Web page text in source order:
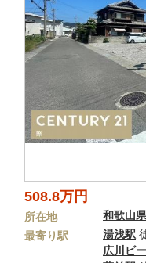
508.8万円
所在地 和歌山県
最寄り駅
湯浅駅
広川ビ